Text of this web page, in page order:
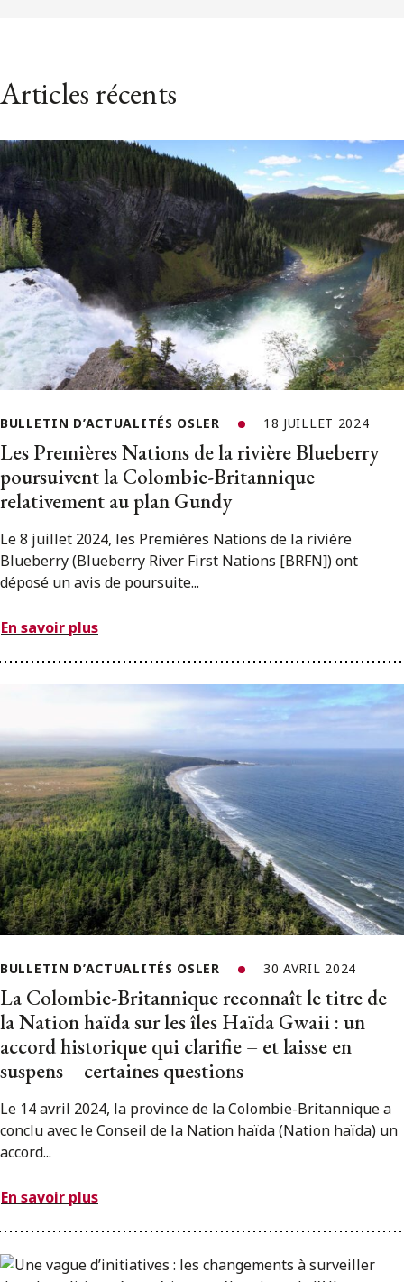
Articles récents
BULLETIN D’ACTUALITÉS OSLER 18 JUILLET 2024
Les Premières Nations de la rivière Blueberry
poursuivent la Colombie-Britannique
relativement au plan Gundy
Le 8 juillet 2024, les Premières Nations de la rivière
Blueberry (Blueberry River First Nations [BRFN]) ont
déposé un avis de poursuite...
En savoir plus
BULLETIN D’ACTUALITÉS OSLER 30 AVRIL 2024
La Colombie-Britannique reconnaît le titre de
la Nation haïda sur les îles Haïda Gwaii : un
accord historique qui clarifie – et laisse en
suspens – certaines questions
Le 14 avril 2024, la province de la Colombie-Britannique a
conclu avec le Conseil de la Nation haïda (Nation haïda) un
accord...
En savoir plus